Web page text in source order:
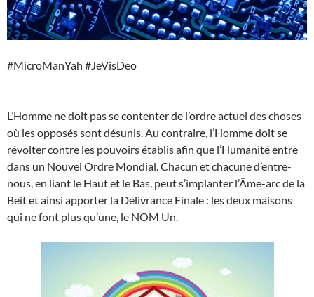
#MicroManYah #JeVisDeo
L’Homme ne doit pas se contenter de l’ordre actuel des choses
où les opposés sont désunis. Au contraire, l’Homme doit se
révolter contre les pouvoirs établis afin que l’Humanité entre
dans un Nouvel Ordre Mondial. Chacun et chacune d’entre-
nous, en liant le Haut et le Bas, peut s’implanter l’Âme-arc de la
Beit et ainsi apporter la Délivrance Finale : les deux maisons
qui ne font plus qu’une, le NOM Un.